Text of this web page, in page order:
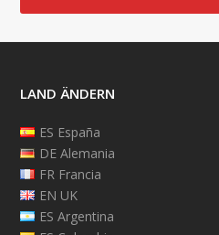
LAND ÄNDERN
ES España
DE Alemania
FR Francia
EN UK
ES Argentina